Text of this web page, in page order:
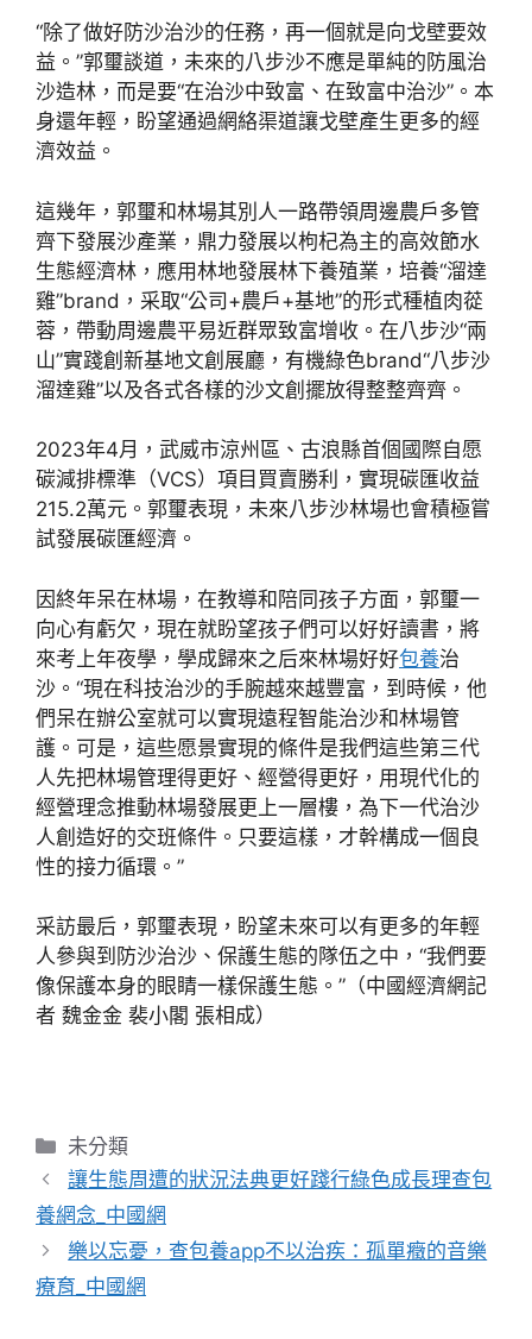
“除了做好防沙治沙的任務，再一個就是向戈壁要效
益。”郭璽談道，未來的八步沙不應是單純的防風治
沙造林，而是要“在治沙中致富、在致富中治沙”。本
身還年輕，盼望通過網絡渠道讓戈壁產生更多的經
濟效益。
這幾年，郭璽和林場其別人一路帶領周邊農戶多管
齊下發展沙產業，鼎力發展以枸杞為主的高效節水
生態經濟林，應用林地發展林下養殖業，培養“溜達
雞”brand，采取“公司+農戶+基地”的形式種植肉蓯
蓉，帶動周邊農平易近群眾致富增收。在八步沙“兩
山”實踐創新基地文創展廳，有機綠色brand“八步沙
溜達雞”以及各式各樣的沙文創擺放得整整齊齊。
2023年4月，武威市涼州區、古浪縣首個國際自愿
碳減排標準（VCS）項目買賣勝利，實現碳匯收益
215.2萬元。郭璽表現，未來八步沙林場也會積極嘗
試發展碳匯經濟。
因終年呆在林場，在教導和陪同孩子方面，郭璽一
向心有虧欠，現在就盼望孩子們可以好好讀書，將
來考上年夜學，學成歸來之后來林場好好包養治
沙。“現在科技治沙的手腕越來越豐富，到時候，他
們呆在辦公室就可以實現遠程智能治沙和林場管
護。可是，這些愿景實現的條件是我們這些第三代
人先把林場管理得更好、經營得更好，用現代化的
經營理念推動林場發展更上一層樓，為下一代治沙
人創造好的交班條件。只要這樣，才幹構成一個良
性的接力循環。”
采訪最后，郭璽表現，盼望未來可以有更多的年輕
人參與到防沙治沙、保護生態的隊伍之中，“我們要
像保護本身的眼睛一樣保護生態。”（中國經濟網記
者 魏金金 裴小閣 張相成）
分
類
未分類
讓生態周遭的狀況法典更好踐行綠色成長理查包
養網念_中國網
樂以忘憂，查包養app不以治疾：孤單癥的音樂
療育_中國網